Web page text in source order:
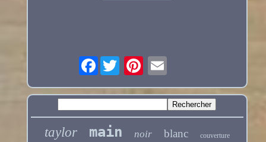
Facebook
taylor main noir blanc couverture